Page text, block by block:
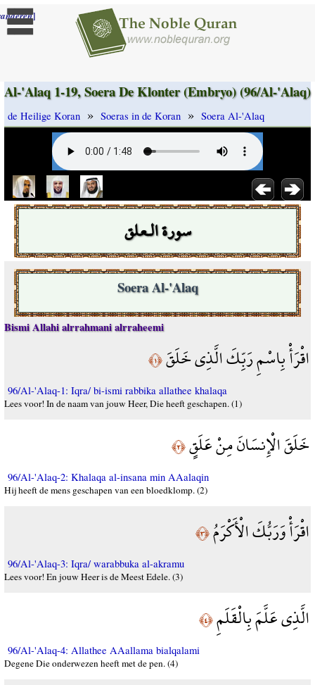
]
Al-'Alaq 1-19, Soera De Klonter (Embryo) (96/Al-'Alaq)
de Heilige Koran » Soeras in de Koran » Soera Al-'Alaq
سورة الـعلق
Soera Al-'Alaq
Bismi Allahi alrrahmani alrraheemi
اقْرَأْ بِاسْمِ رَبِّكَ الَّذِي خَلَقَ﴿١﴾
96/Al-'Alaq-1: Iqra/ bi-ismi rabbika allathee khalaqa
Lees voor! In de naam van jouw Heer, Die heeft geschapen. (1)
خَلَقَ الْإِنسَانَ مِنْ عَلَقٍ﴿٢﴾
96/Al-'Alaq-2: Khalaqa al-insana min AAalaqin
Hij heeft de mens geschapen van een bloedklomp. (2)
اقْرَأْ وَرَبُّكَ الْأَكْرَمُ﴿٣﴾
96/Al-'Alaq-3: Iqra/ warabbuka al-akramu
Lees voor! En jouw Heer is de Meest Edele. (3)
الَّذِي عَلَّمَ بِالْقَلَمِ﴿٤﴾
96/Al-'Alaq-4: Allathee AAallama bialqalami
Degene Die onderwezen heeft met de pen. (4)